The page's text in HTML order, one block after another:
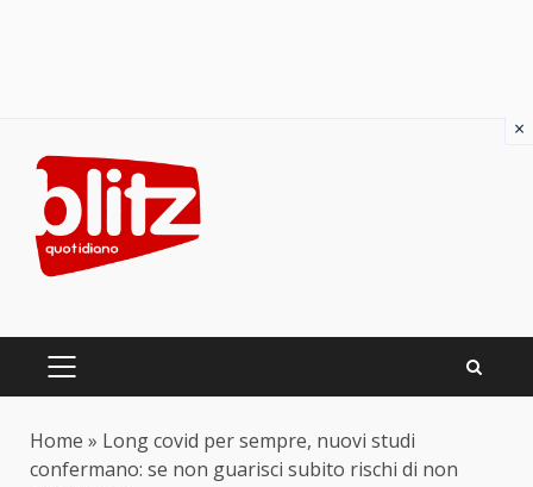
content
PRIMARY
Home » Long covid per sempre, nuovi studi
confermano: se non guarisci subito rischi di non
×